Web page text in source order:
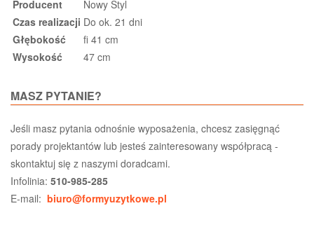
Producent
Nowy Styl
Czas realizacji Do ok. 21 dni
Głębokość
fi 41 cm
Wysokość
47 cm
MASZ PYTANIE?
Jeśli masz pytania odnośnie wyposażenia, chcesz zasięgnąć
porady projektantów lub jesteś zainteresowany współpracą -
skontaktuj się z naszymi doradcami.
Infolinia: 510-985-285
E-mail: biuro@formyuzytkowe.pl